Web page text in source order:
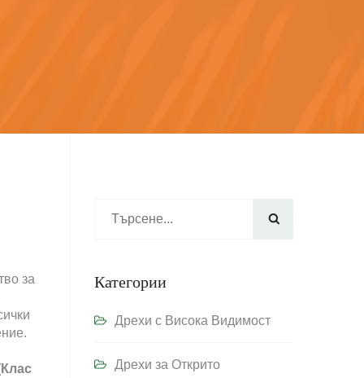
за

Категории
Дрехи с Висока Видимост
Дрехи за Открито